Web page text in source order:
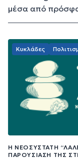
μέσα από
Κυκλάδες
Η ΝΕΟΣΎΣΤΑΤΗ
ΠΑΡΟΥΣΊΑΣΉ ΤΗΣ